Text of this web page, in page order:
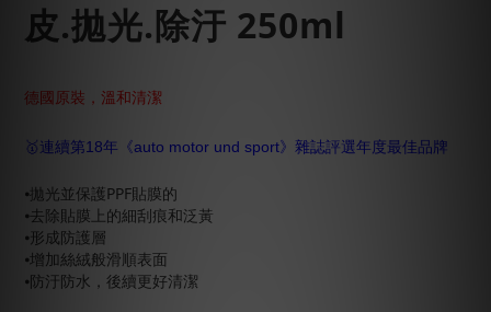
皮.拋光.除汙 250ml
德國原裝，溫和清潔
🥇連續第18年《auto motor und sport》雜誌評選年度最佳品牌
⦁拋光並保護PPF貼膜的
⦁去除貼膜上的細刮痕和泛黃
⦁形成防護層
⦁增加絲絨般滑順表面
⦁防汙防水，後續更好清潔